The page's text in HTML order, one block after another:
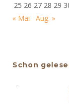
25 26 27 28 29
« Mai
Aug. »
Schon